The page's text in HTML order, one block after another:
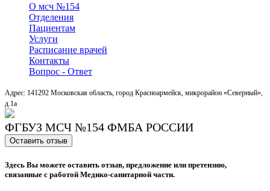
О мсч №154
Отделения
Пациентам
Услуги
Расписание врачей
Контакты
Вопрос - Ответ
Адрес: 141292 Московская область, город Красноармейск, микрорайон «Северный»,
д.1a
ФГБУЗ МСЧ №154 ФМБА РОССИИ
Оставить отзыв
Здесь Вы можете оставить отзыв, предложение или претензию,
связанные с работой Медико-санитарной части.